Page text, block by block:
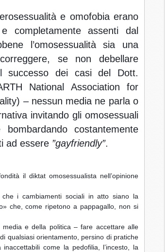
e omofobia erano
completamente assenti dal
l’omosessualità sia una
se non debellare
successo dei casi del Dott.
National Association for
– nessun media ne parla o
invitando gli omosessuali
costantemente
ad essere ”gayfriendly”.
il diktat omosessualista nell’opinione
i cambiamenti sociali in atto siano la
che, come ripetono a pappagallo, non si
e della politica – fare accettare alle
qualsiasi orientamento, persino di pratiche
come la pedofilia, l’incesto, la